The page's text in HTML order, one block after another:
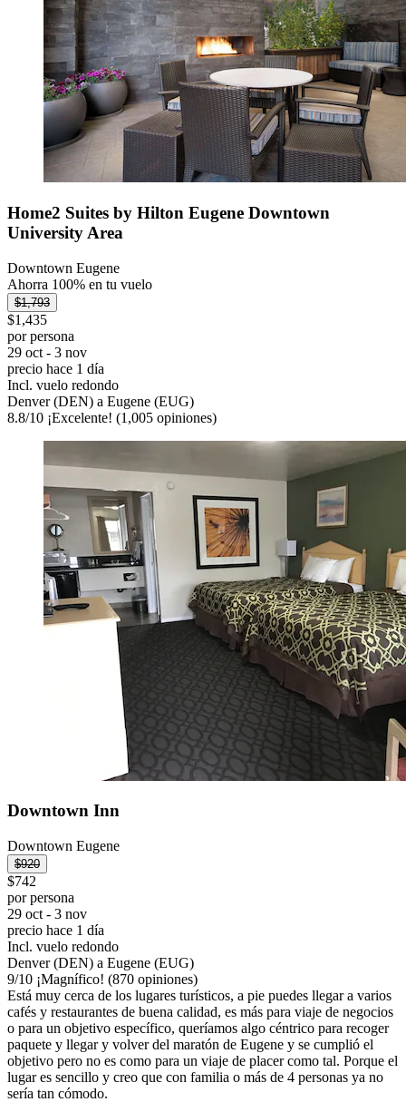
Home2 Suites by Hilton Eugene Downtown
University Area
Downtown Eugene
Ahorra 100% en tu vuelo
$1,793
$1,435
por persona
29 oct - 3 nov
precio hace 1 día
Incl. vuelo redondo
Denver (DEN) a Eugene (EUG)
8.8/10 ¡Excelente! (1,005 opiniones)
Downtown Inn
Downtown Eugene
$920
$742
por persona
29 oct - 3 nov
precio hace 1 día
Incl. vuelo redondo
Denver (DEN) a Eugene (EUG)
9/10 ¡Magnífico! (870 opiniones)
Está muy cerca de los lugares turísticos, a pie puedes llegar a varios
cafés y restaurantes de buena calidad, es más para viaje de negocios
o para un objetivo específico, queríamos algo céntrico para recoger
paquete y llegar y volver del maratón de Eugene y se cumplió el
objetivo pero no es como para un viaje de placer como tal. Porque el
lugar es sencillo y creo que con familia o más de 4 personas ya no
sería tan cómodo.